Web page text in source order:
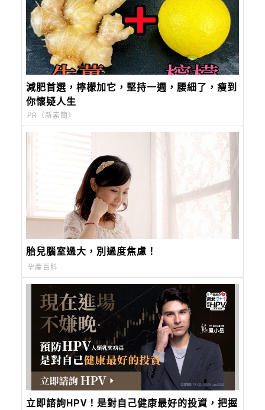
減肥首選，檸檬加它，堅持一週，腰細了，瘦到
你懷疑人生
PR（新素簡）
胎兒腦室過大，別過度焦慮！
孕產百科
立即諮詢HPV！是對自己健康最好的投資，把握